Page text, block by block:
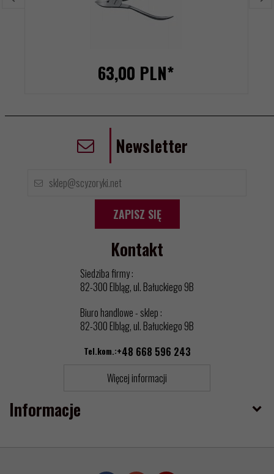
63,00 PLN*
Informacje
Newsletter
ZAPISZ SIĘ
Kontakt
Siedziba firmy :
82-300 Elbląg, ul. Bałuckiego 9B
Biuro handlowe - sklep :
82-300 Elbląg, ul. Bałuckiego 9B
Tel.kom.:+48 668 596 243
Więcej informacji